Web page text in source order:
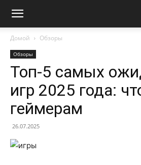
Домой Обзоры
Обзоры
Топ-5 самых
игр 2025 года:
геймерам
26.07.2025